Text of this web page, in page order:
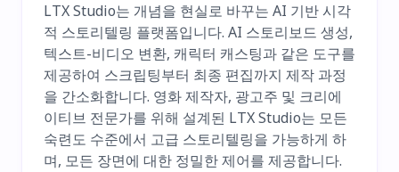
LTX Studio는 개념을 현실로 바꾸는 AI 기반 시각
적 스토리텔링 플랫폼입니다. AI 스토리보드 생성,
텍스트-비디오 변환, 캐릭터 캐스팅과 같은 도구를
제공하여 스크립팅부터 최종 편집까지 제작 과정
을 간소화합니다. 영화 제작자, 광고주 및 크리에
이티브 전문가를 위해 설계된 LTX Studio는 모든
숙련도 수준에서 고급 스토리텔링을 가능하게 하
며, 모든 장면에 대한 정밀한 제어를 제공합니다.